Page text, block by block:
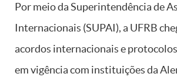
Por meio da Superintendência de
Internacionais (SUPAI), a UFRB
acordos internacionais e
em vigência com instituições da